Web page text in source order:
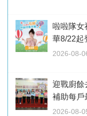
啦啦隊
華8/22起
2026-08-
迎戰廚
補助每
2026-08-